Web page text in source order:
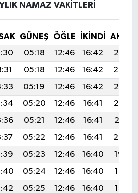
NAMAZ VAKITLERI
GÜNEŞ ÖĞLE İKINDI
05:18 12:46 16:42
20:05
05:18 12:46 16:42
20:04
05:19 12:46 16:42
20:03
05:20 12:46 16:41
20:02
05:21 12:46 16:41
20:01
05:22 12:46 16:41
20:00
05:23 12:46 16:40
19:59
05:24 12:46 16:40
19:58
05:25 12:46 16:40
19:57